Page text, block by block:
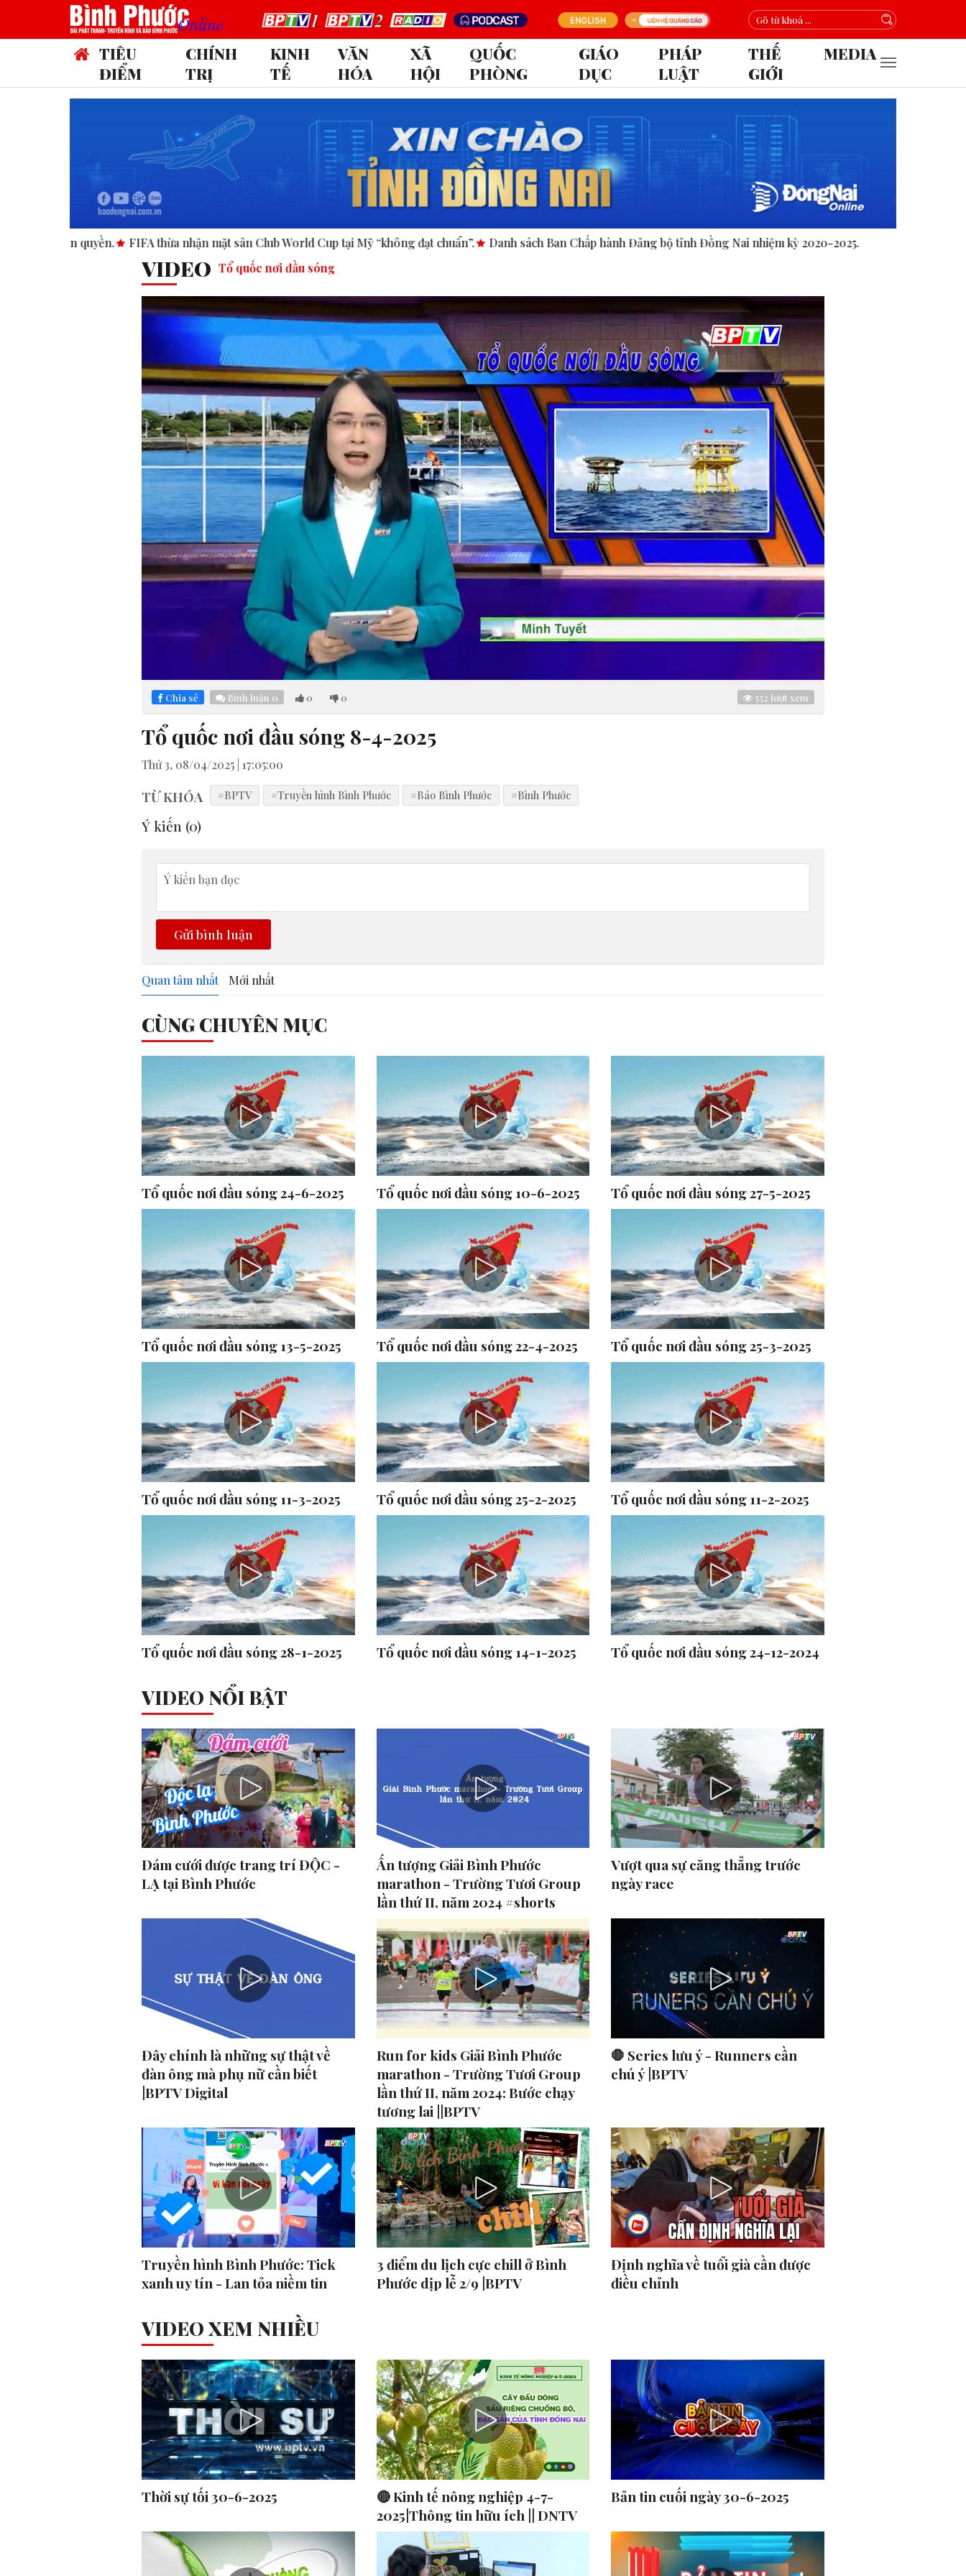
TIÊU
ĐIỂM
CHÍNH
TRỊ
KINH
TẾ
VĂN
HÓA
XÃ
HỘI
QUỐC
PHÒNG
GIÁO
DỤC
PHÁP
LUẬT
THẾ
GIỚI
MEDIA
FIFA thừa nhận mặt sân Club World Cup tại Mỹ “không đạt chuẩn”. Danh sách Ban Chấp hành Đảng bộ tỉnh Đồng Nai nhiệm kỳ 2020-2025.
VIDEO Tổ quốc nơi đầu sóng
5.30%
Chia sẻ Bình luận 0 0 0 552 lượt xem
Tổ quốc nơi đầu sóng 8-4-2025
Thứ 3, 08/04/2025 | 17:05:00
TỪ KHÓA #BPTV #Truyền hình Bình Phước #Báo Bình Phước #Bình Phước
Ý kiến (0)
Gửi bình luận
Quan tâm nhất Mới nhất
CÙNG CHUYÊN MỤC
Tổ quốc nơi đầu sóng 24-6-2025 Tổ quốc nơi đầu sóng 10-6-2025 Tổ quốc nơi đầu sóng 27-5-2025
Tổ quốc nơi đầu sóng 13-5-2025 Tổ quốc nơi đầu sóng 22-4-2025 Tổ quốc nơi đầu sóng 25-3-2025
Tổ quốc nơi đầu sóng 11-3-2025 Tổ quốc nơi đầu sóng 25-2-2025 Tổ quốc nơi đầu sóng 11-2-2025
Tổ quốc nơi đầu sóng 28-1-2025 Tổ quốc nơi đầu sóng 14-1-2025 Tổ quốc nơi đầu sóng 24-12-2024
VIDEO NỔI BẬT
Đám cưới được trang trí ĐỘC -
LẠ tại Bình Phước
Ấn tượng Giải Bình Phước
marathon - Trường Tươi Group
lần thứ II, năm 2024 #shorts
Vượt qua sự căng thẳng trước
ngày race
Đây chính là những sự thật về
đàn ông mà phụ nữ cần biết
|BPTV Digital
Run for kids Giải Bình Phước
marathon - Trường Tươi Group
lần thứ II, năm 2024: Bước chạy
tương lai ||BPTV
🛑 Series lưu ý - Runners cần
chú ý |BPTV
Truyền hình Bình Phước: Tick
xanh uy tín - Lan tỏa niềm tin
3 điểm du lịch cực chill ở Bình
Phước dịp lễ 2/9 |BPTV
Định nghĩa về tuổi già cần được
điều chỉnh
VIDEO XEM NHIỀU
Thời sự tối 30-6-2025
🔴 Kinh tế nông nghiệp 4-7-
2025|Thông tin hữu ích || DNTV
Bản tin cuối ngày 30-6-2025